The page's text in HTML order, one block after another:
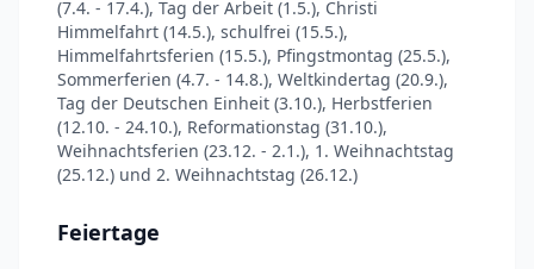
(7.4. - 17.4.), Tag der Arbeit (1.5.), Christi
Himmelfahrt (14.5.), schulfrei (15.5.),
Himmelfahrtsferien (15.5.), Pfingstmontag (25.5.),
Sommerferien (4.7. - 14.8.), Weltkindertag (20.9.),
Tag der Deutschen Einheit (3.10.), Herbstferien
(12.10. - 24.10.), Reformationstag (31.10.),
Weihnachtsferien (23.12. - 2.1.), 1. Weihnachtstag
(25.12.) und 2. Weihnachtstag (26.12.)
Feiertage